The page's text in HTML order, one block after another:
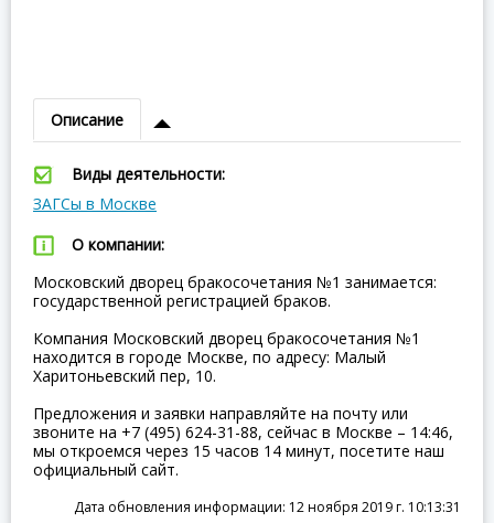
Описание
Виды деятельности:
ЗАГСы в Москве
О компании:
Московский дворец бракосочетания №1 занимается:
государственной регистрацией браков.
Компания Московский дворец бракосочетания №1
находится в городе Москве, по адресу: Малый
Харитоньевский пер, 10.
Предложения и заявки направляйте на почту или
звоните на +7 (495) 624-31-88, сейчас в Москве – 14:46,
мы откроемся через 15 часов 14 минут, посетите наш
официальный сайт.
Дата обновления информации: 12 ноября 2019 г. 10:13:31